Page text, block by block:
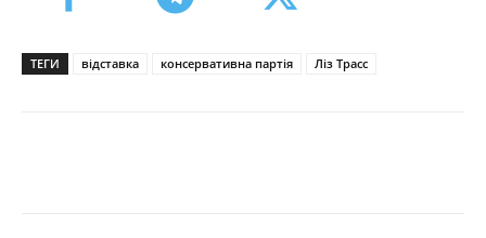
ТЕГИ відставка консервативна партія Ліз Трасс